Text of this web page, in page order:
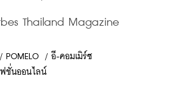
Thailand Magazine
/ POMELO / อี-คอมเมิร์ซ
ฟชั่นออนไลน์